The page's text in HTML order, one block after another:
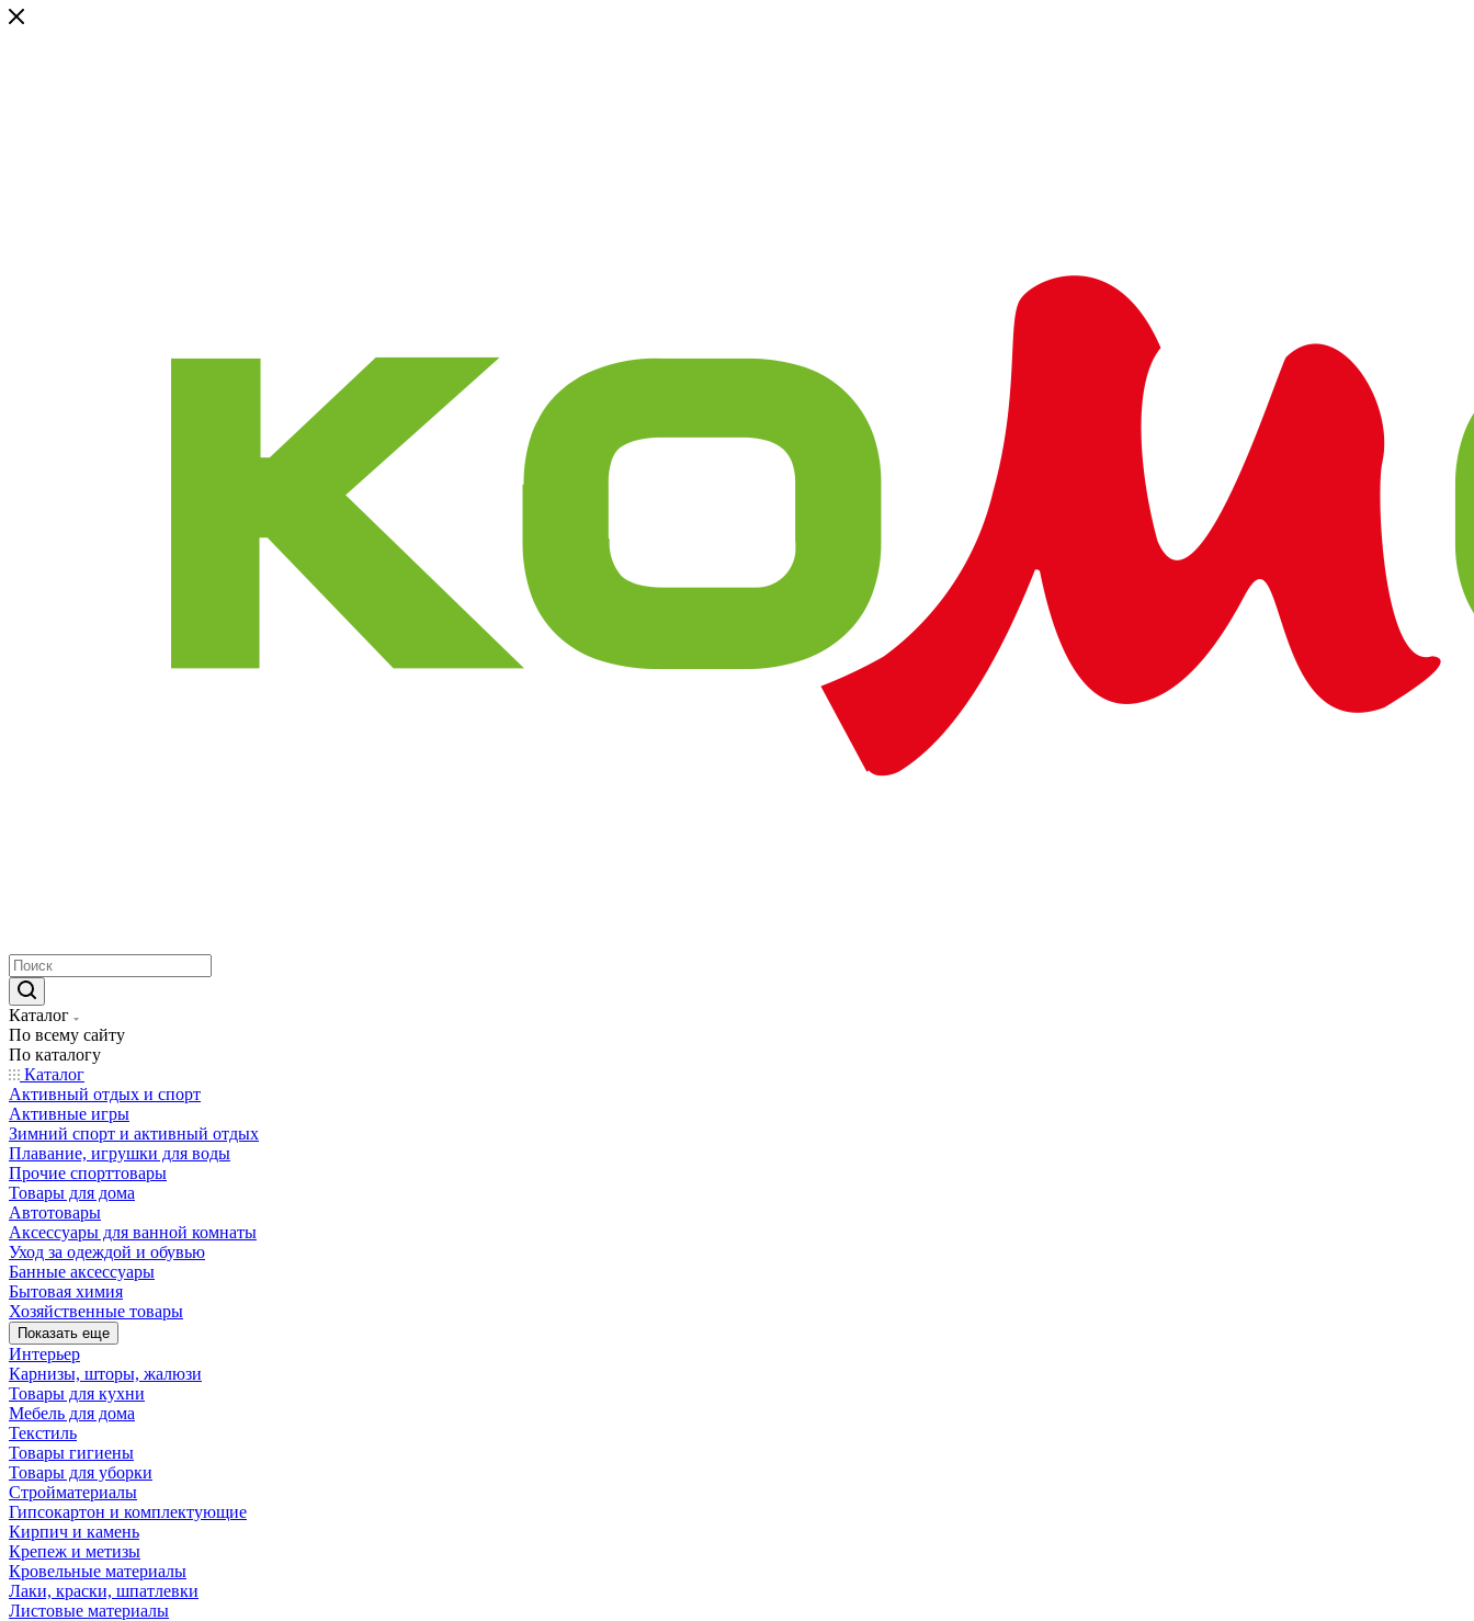
Каталог
По всему сайту
По каталогу
Каталог
Активный отдых и спорт
Активные игры
Зимний спорт и активный отдых
Плавание, игрушки для воды
Прочие спорттовары
Товары для дома
Автотовары
Аксессуары для ванной комнаты
Уход за одеждой и обувью
Банные аксессуары
Бытовая химия
Хозяйственные товары
Показать еще
Интерьер
Карнизы, шторы, жалюзи
Товары для кухни
Мебель для дома
Текстиль
Товары гигиены
Товары для уборки
Стройматериалы
Гипсокартон и комплектующие
Кирпич и камень
Крепеж и метизы
Кровельные материалы
Лаки, краски, шпатлевки
Листовые материалы